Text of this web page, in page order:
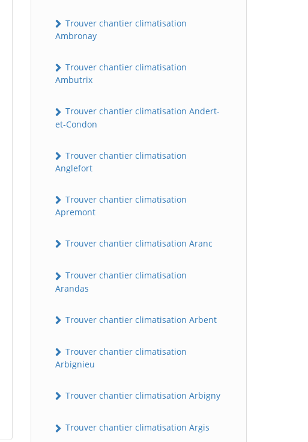
Trouver chantier climatisation
Ambronay
Trouver chantier climatisation
Ambutrix
Trouver chantier climatisation Andert-
et-Condon
Trouver chantier climatisation
Anglefort
Trouver chantier climatisation
Apremont
Trouver chantier climatisation Aranc
Trouver chantier climatisation
Arandas
Trouver chantier climatisation Arbent
Trouver chantier climatisation
Arbignieu
Trouver chantier climatisation Arbigny
Trouver chantier climatisation Argis